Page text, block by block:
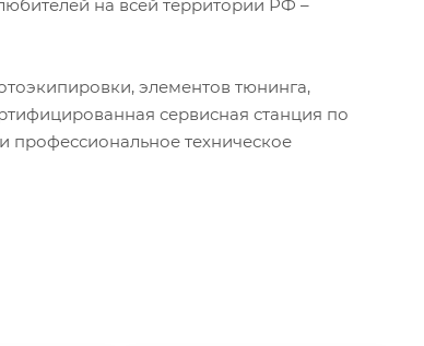
на всей территории РФ –
элементов тюнинга,
сервисная станция по
профессиональное техническое